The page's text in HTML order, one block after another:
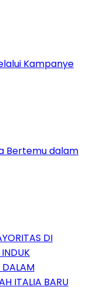
Kampanye
Bertemu dalam
DI
DALAM
ITALIA BARU